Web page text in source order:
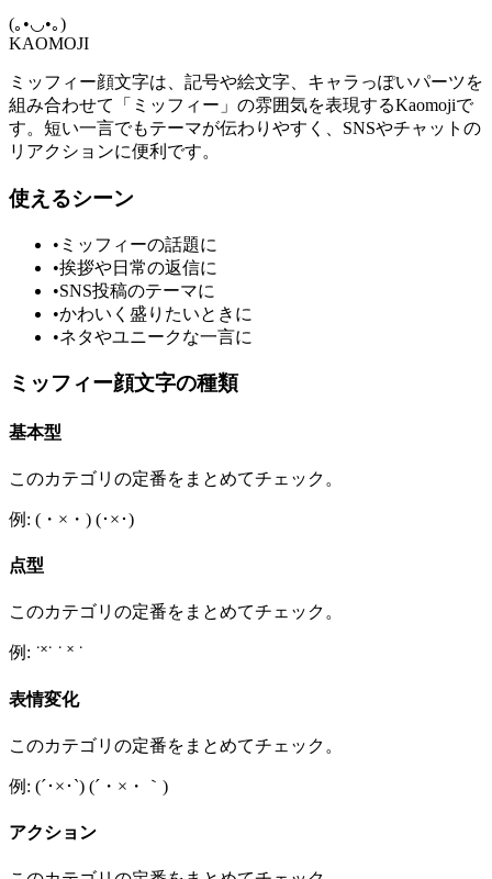
(｡•◡•｡)
KAOMOJI
ミッフィー顔文字は、記号や絵文字、キャラっぽいパーツを
組み合わせて「ミッフィー」の雰囲気を表現するKaomojiで
す。短い一言でもテーマが伝わりやすく、SNSやチャットの
リアクションに便利です。
使えるシーン
• ミッフィーの話題に
•挨拶や日常の返信に
•SNS投稿のテーマに
•かわいく盛りたいときに
•ネタやユニークな一言に
ミッフィー顔文字の種類
基本型
このカテゴリの定番をまとめてチェック。
例: (・×・) (･×･)
点型
このカテゴリの定番をまとめてチェック。
例: ˙˟˙ ˙ ˟ ˙
表情変化
このカテゴリの定番をまとめてチェック。
例: (´･×･`) (´・×・｀)
アクション